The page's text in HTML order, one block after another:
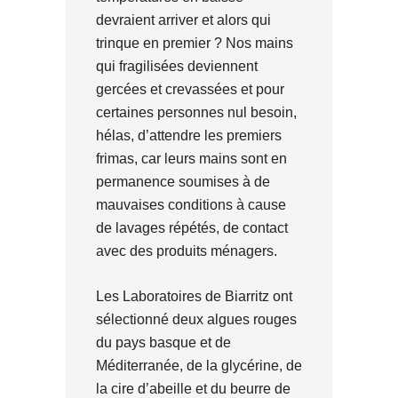
devraient arriver et alors qui
trinque en premier ? Nos mains
qui fragilisées deviennent
gercées et crevassées et pour
certaines personnes nul besoin,
hélas, d’attendre les premiers
frimas, car leurs mains sont en
permanence soumises à de
mauvaises conditions à cause
de lavages répétés, de contact
avec des produits ménagers.
Les Laboratoires de Biarritz ont
sélectionné deux algues rouges
du pays basque et de
Méditerranée, de la glycérine, de
la cire d’abeille et du beurre de